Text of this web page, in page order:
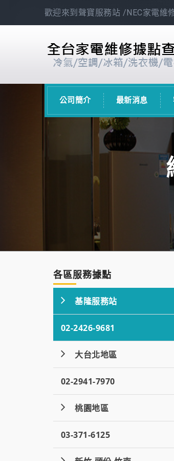
歡迎來到聲寶服務站 /NEC家電維
公司簡介 最新消息
各區服務據點
基隆服務站
02-2426-9681
大台北地區
02-2941-7970
桃園地區
03-371-6125